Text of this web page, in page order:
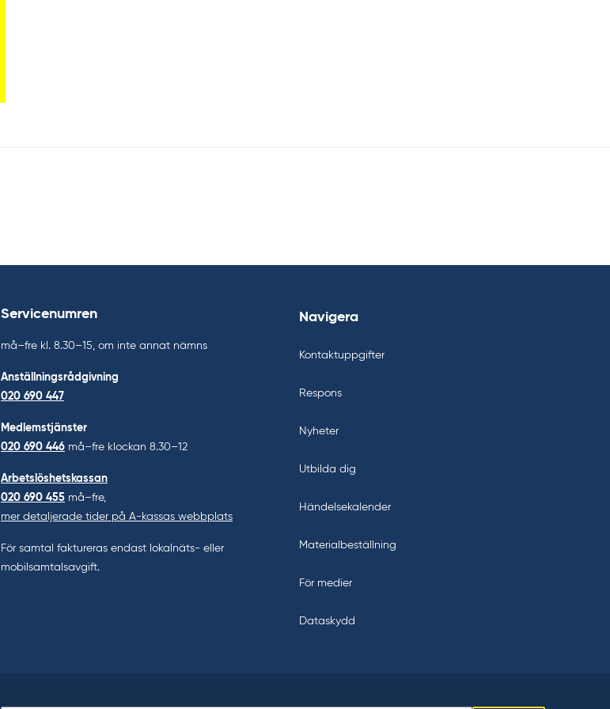
Servicenumren
må–fre kl. 8.30–15, om inte annat nämns
Anställningsrådgivning
020 690 447
Medlemstjänster
020 690 446 må–fre klockan 8.30–12
Arbetslöshetskassan
020 690 455 må–fre,
mer detaljerade tider på A-kassas webbplats
För samtal faktureras endast lokalnäts- eller
mobilsamtalsavgift.
Navigera
Kontaktuppgifter
Respons
Nyheter
Utbilda dig
Händelsekalender
Materialbeställning
För medier
Dataskydd